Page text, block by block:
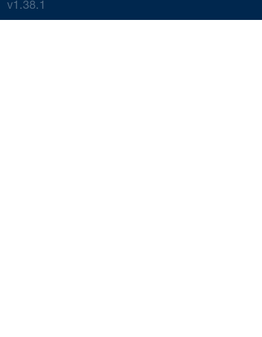
v1.38.1